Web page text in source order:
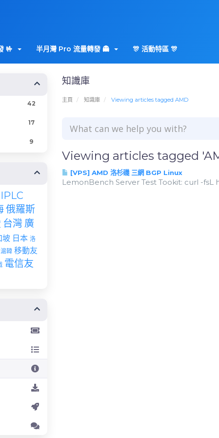
🤟 半月灣 Pro 流量轉發 👻 🎊 活動特區 🎊
知識庫
主頁 知識庫 Viewing articles tagged AMD
42
17
9
Viewing articles tagged
[VPS] AMD 洛杉磯 三網 BGP Linux
LemonBench Server Test Tookit: curl -
IPLC
俄羅斯
台灣 廣
坡 日本 洛
滬韓 移動友
電信友